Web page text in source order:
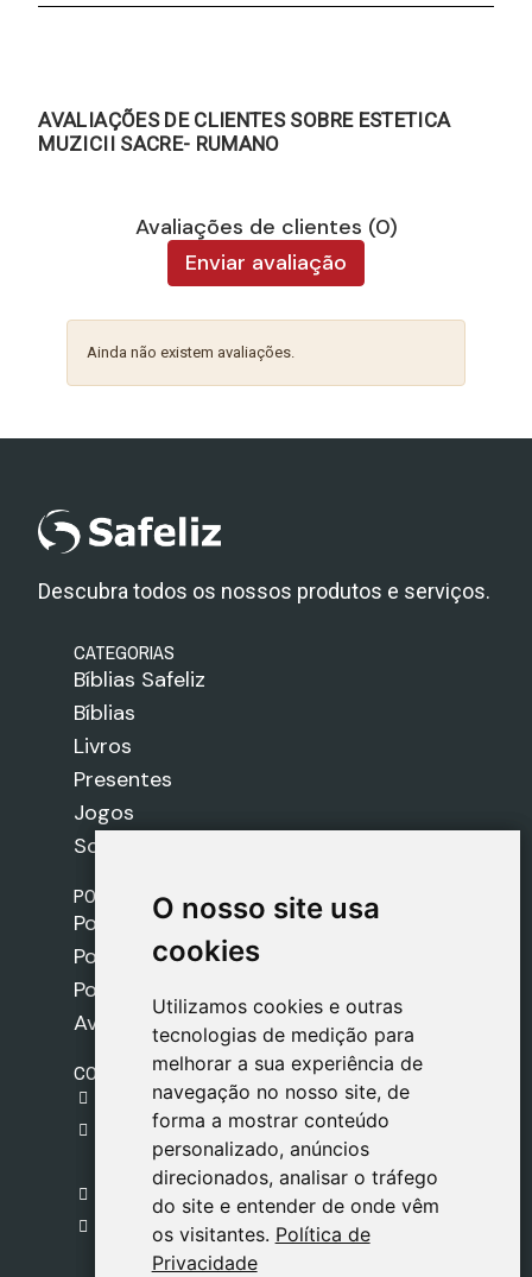
O nosso site usa
cookies
Utilizamos cookies e outras
tecnologias de medição para
melhorar a sua experiência de
navegação no nosso site, de
forma a mostrar conteúdo
personalizado, anúncios
direcionados, analisar o tráfego
do site e entender de onde vêm
os visitantes. Política de
Privacidade
O nosso site usa
cookies
Utilizamos cookies e outras
tecnologias de medição para
melhorar a sua experiência de
navegação no nosso site, de
forma a mostrar conteúdo
personalizado, anúncios
direcionados, analisar o tráfego
do site e entender de onde vêm
os visitantes. Política de
Privacidade
AVALIAÇÕES DE CLIENTES SOBRE ESTETICA
MUZICII SACRE- RUMANO
Avaliações de clientes (0)
Enviar avaliação
Ainda não existem avaliações.
Descubra todos os nossos produtos e serviços.
CATEGORIAS
Bíblias Safeliz
Bíblias
Livros
Presentes
Jogos
Sobre nós
POLÍTICAS
Política de Envios
Política de Cookies
Política de Privacidade
Aviso Legal
CONTACTO
gestion@safeliz.com
C. del Pradillo, 6, 28770 Colmenar Viejo,
Madrid
+34 918 459 877
Segunda a Sexta
09:00 - 13:00